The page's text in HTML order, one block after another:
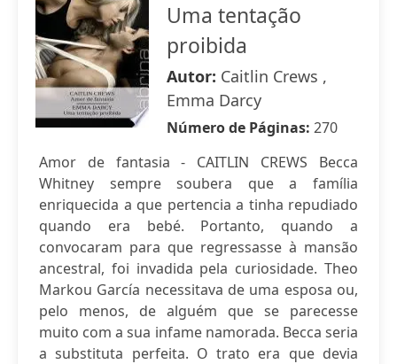
Uma tentação
proibida
Autor: Caitlin Crews ,
Emma Darcy
Número de Páginas: 270
Amor de fantasia - CAITLIN CREWS Becca
Whitney sempre soubera que a família
enriquecida a que pertencia a tinha repudiado
quando era bebé. Portanto, quando a
convocaram para que regressasse à mansão
ancestral, foi invadida pela curiosidade. Theo
Markou García necessitava de uma esposa ou,
pelo menos, de alguém que se parecesse
muito com a sua infame namorada. Becca seria
a substituta perfeita. O trato era que devia